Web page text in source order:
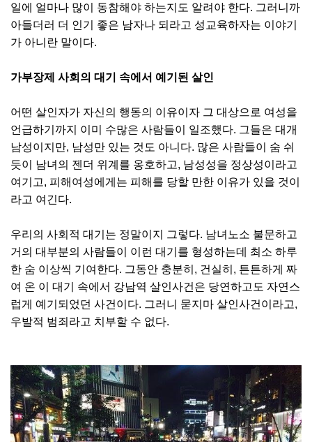
일에 얼마나 많이 동참해야 하는지도 알려야 한다. 그러니까
아들더러 더 인기 좋은 남자나 되라고 성교육하자는 이야기
가 아니란 말이다.
가부장제 사회의 대기 속에서 예기된 살인
어떤 살인자가 자신의 행동의 이유이자 그 대상으로 여성을
언급하기까지 이미 수많은 사람들이 일조했다. 그들은 대개
남성이지만, 남성만 있는 것도 아니다. 많은 사람들이 숨 쉬
듯이 남녀의 젠더 위계를 옹호하고, 남성성을 정상성이라고
여기고, 피해여성에게는 피해를 당할 만한 이유가 있을 것이
라고 여긴다.
우리의 사회적 대기는 정말이지 그렇다. 남녀노소 불문하고
거의 대부분의 사람들이 이런 대기를 형성하는데 최소 하루
한 숨 이상씩 기여한다. 그동안 충분히, 건실히, 튼튼하게 짜
여 온 이 대기 속에서 강남역 살인사건은 당연하고도 자연스
럽게 예기되었던 사건이다. 그러니 묻지마 살인사건이라고,
우발적 범죄라고 치부할 수 없다.